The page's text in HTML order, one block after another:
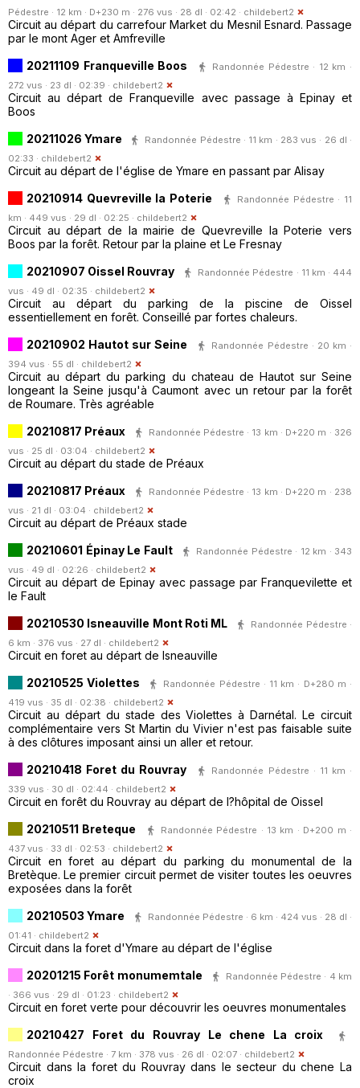
Pédestre · 12 km · D+230 m · 276 vus · 28 dl · 02:42 · childebert2
Circuit au départ du carrefour Market du Mesnil Esnard. Passage
par le mont Ager et Amfreville
20211109 Franqueville Boos
Randonnée Pédestre · 12 km ·
272 vus · 23 dl · 02:39 · childebert2
Circuit au départ de Franqueville avec passage à Epinay et
Boos
20211026 Ymare
Randonnée Pédestre · 11 km · 283 vus · 26 dl ·
02:33 · childebert2
Circuit au départ de l'église de Ymare en passant par Alisay
20210914 Quevreville la Poterie
Randonnée Pédestre · 11
km · 449 vus · 29 dl · 02:25 · childebert2
Circuit au départ de la mairie de Quevreville la Poterie vers
Boos par la forêt. Retour par la plaine et Le Fresnay
20210907 Oissel Rouvray
Randonnée Pédestre · 11 km · 444
vus · 49 dl · 02:35 · childebert2
Circuit au départ du parking de la piscine de Oissel
essentiellement en forêt. Conseillé par fortes chaleurs.
20210902 Hautot sur Seine
Randonnée Pédestre · 20 km ·
394 vus · 55 dl · childebert2
Circuit au départ du parking du chateau de Hautot sur Seine
longeant la Seine jusqu'à Caumont avec un retour par la forêt
de Roumare. Très agréable
20210817 Préaux
Randonnée Pédestre · 13 km · D+220 m · 326
vus · 25 dl · 03:04 · childebert2
Circuit au départ du stade de Préaux
20210817 Préaux
Randonnée Pédestre · 13 km · D+220 m · 238
vus · 21 dl · 03:04 · childebert2
Circuit au départ de Préaux stade
20210601 Épinay Le Fault
Randonnée Pédestre · 12 km · 343
vus · 49 dl · 02:26 · childebert2
Circuit au départ de Epinay avec passage par Franquevilette et
le Fault
20210530 Isneauville Mont Roti ML
Randonnée Pédestre ·
6 km · 376 vus · 27 dl · childebert2
Circuit en foret au départ de Isneauville
20210525 Violettes
Randonnée Pédestre · 11 km · D+280 m ·
419 vus · 35 dl · 02:38 · childebert2
Circuit au départ du stade des Violettes à Darnétal. Le circuit
complémentaire vers St Martin du Vivier n'est pas faisable suite
à des clôtures imposant ainsi un aller et retour.
20210418 Foret du Rouvray
Randonnée Pédestre · 11 km ·
339 vus · 30 dl · 02:44 · childebert2
Circuit en forêt du Rouvray au départ de l?hôpital de Oissel
20210511 Breteque
Randonnée Pédestre · 13 km · D+200 m ·
437 vus · 33 dl · 02:53 · childebert2
Circuit en foret au départ du parking du monumental de la
Bretèque. Le premier circuit permet de visiter toutes les oeuvres
exposées dans la forêt
20210503 Ymare
Randonnée Pédestre · 6 km · 424 vus · 28 dl ·
01:41 · childebert2
Circuit dans la foret d'Ymare au départ de l'église
20201215 Forêt monumemtale
Randonnée Pédestre · 4 km
· 366 vus · 29 dl · 01:23 · childebert2
Circuit en foret verte pour découvrir les oeuvres monumentales
20210427 Foret du Rouvray Le chene La croix
Randonnée Pédestre · 7 km · 378 vus · 26 dl · 02:07 · childebert2
Circuit dans la foret du Rouvray dans le secteur du chene La
croix